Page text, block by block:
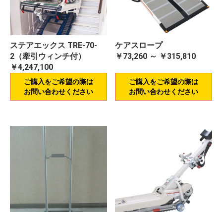
ステアエックス TRE-70-
2（牽引ウィンチ付）
￥4,247,100
ご購入をご希望の際は
お問い合わせください
ケアスロープ
￥73,260 ～ ￥315,810
ご購入をご希望の際は
お問い合わせください